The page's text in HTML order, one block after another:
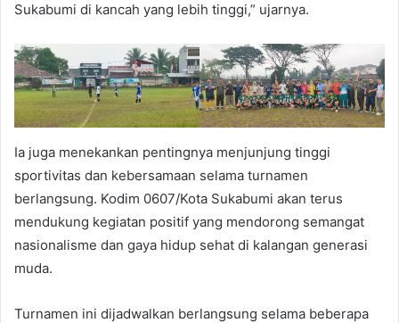
Sukabumi di kancah yang lebih tinggi,” ujarnya.
Ia juga menekankan pentingnya menjunjung tinggi
sportivitas dan kebersamaan selama turnamen
berlangsung. Kodim 0607/Kota Sukabumi akan terus
mendukung kegiatan positif yang mendorong semangat
nasionalisme dan gaya hidup sehat di kalangan generasi
muda.
Turnamen ini dijadwalkan berlangsung selama beberapa